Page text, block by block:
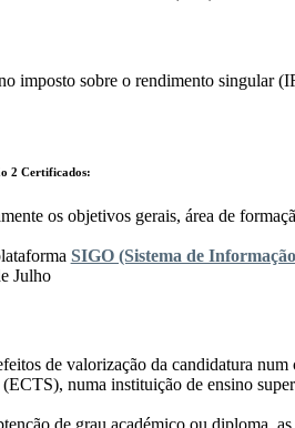
imposto sobre o rendimento singular
2 Certificados:
os objetivos gerais, área de
SIGO (Sistema de
Julho
de valorização da candidatura
numa instituição de ensino
de grau académico ou diploma,